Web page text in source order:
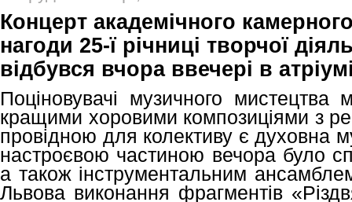
Концерт академічного
нагоди 25-ї річниці творчої
відбувся вчора ввечері в
Поціновувачі музичного мистецтва
кращими хоровими композиціями з
провідною для колективу є духовна
настроєвою частиною вечора було
а також інструментальним
Львова виконання фрагментів